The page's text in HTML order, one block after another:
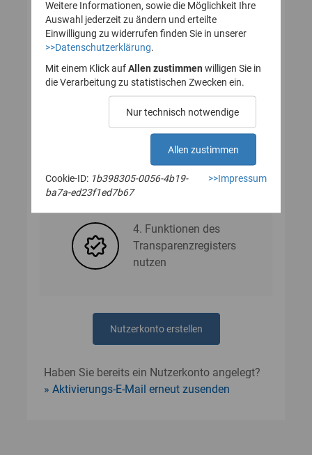
1. Nutzerkonto erstellen
des Nutzerkontos
bestätigen
3. Nutzerdaten angeben
4. Funktionen des
Transparenzregisters
nutzen
Nutzerkonto erstellen
Haben Sie bereits ein Nutzerkonto angelegt?
Aktivierungs-E-Mail erneut zusenden
Weitere Informationen, sowie die Möglichkeit Ihre
Auswahl jederzeit zu ändern und erteilte
Einwilligung zu widerrufen finden Sie in unserer
>>Datenschutzerklärung
Mit einem Klick auf Allen zustimmen willigen Sie in
die Verarbeitung zu statistischen Zwecken ein.
Nur technisch notwendige
Allen zustimmen
Cookie-ID: 1b398305-0056-4b19-
ba7a-ed23f1ed7b67
>>Impressum